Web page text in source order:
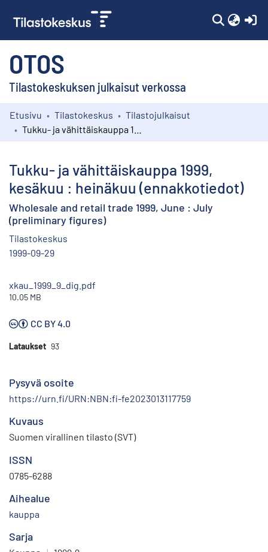
OTOS
Tilastokeskuksen julkaisut verkossa
Kokoelmat
Etusivu Tilastokeskus
Tilastojulkaisut
Tukku- ja vähittäiskauppa 1999,
kesäkuu : heinäkuu (ennakkotiedot)
Wholesale and retail trade 1999, June : July
(preliminary figures)
Tilastokeskus
1999-09-29
xkau_1999_9_dig.pdf
10.05 MB
CC BY 4.0
Lataukset 93
Pysyvä osoite
https://urn.fi/URN:NBN:fi-fe2023013117759
Kuvaus
Suomen virallinen tilasto (SVT)
ISSN
0785-6288
Aihealue
kauppa
Sarja